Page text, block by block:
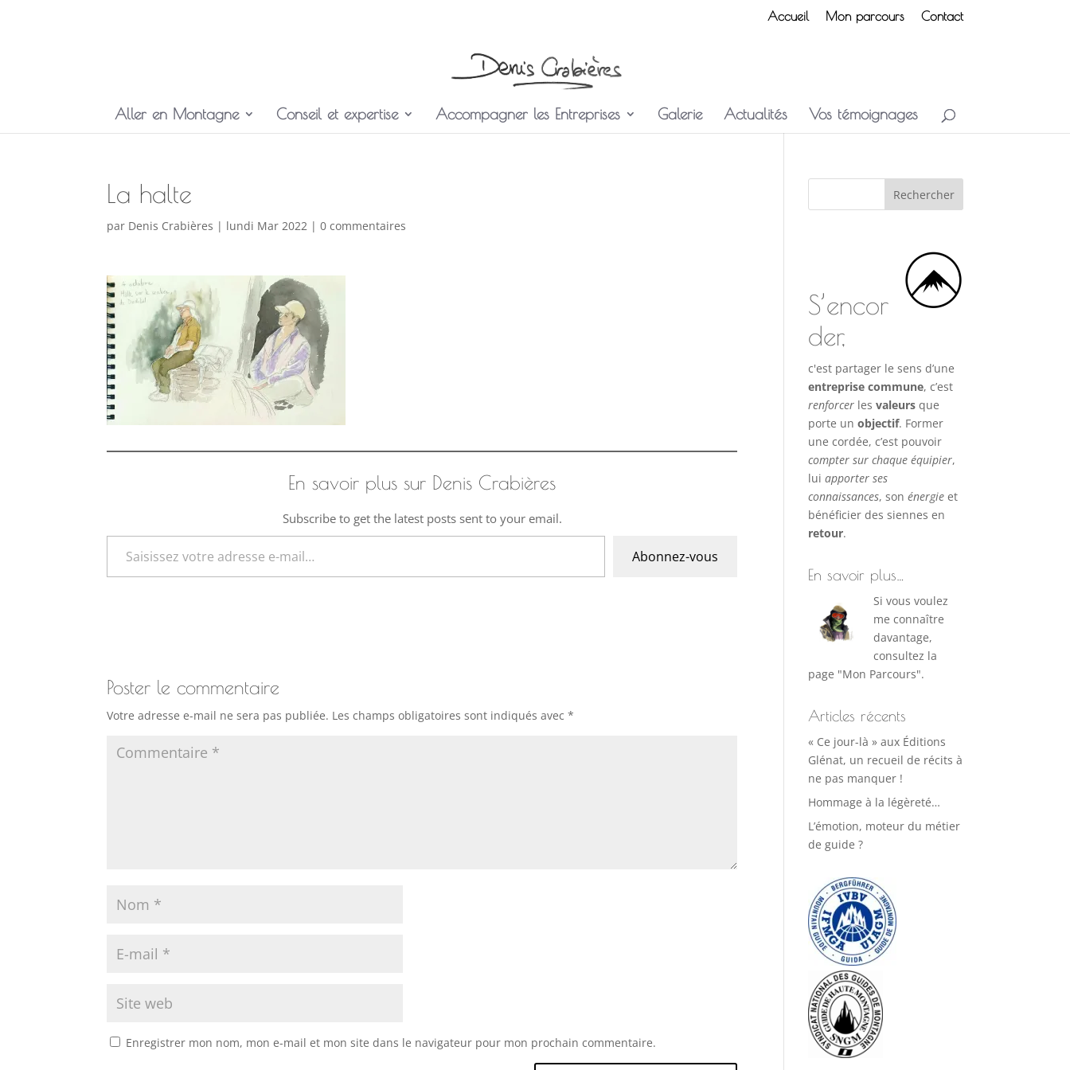
Accueil Mon parcours Contact
Aller en Montagne Conseil et expertise Accompagner les Entreprises Galerie Actualités Vos témoignages
La halte
par Denis Crabières | lundi Mar 2022 |0 commentaires
En savoir plus sur Denis Crabières
Subscribe to get the latest posts sent to your email.
Saisissez votre adresse e-mail…
Abonnez-vous
Poster le commentaire
Votre adresse e-mail ne sera pas publiée. Les champs obligatoires sont indiqués avec*
Enregistrer mon nom, mon e-mail et mon site dans le navigateur pour mon prochain commentaire.
S’encor
der,
c'est partager le sens d’une
entreprise commune, c’est
renforcer lesvaleurs que
porte unobjectif. Former
une cordée, c’est pouvoir
compter sur chaque équipier,
luiapporter ses
connaissances, sonénergie et
bénéficier des siennes en
retour.
En savoir plus…
Si vous voulez
me connaître
davantage,
consultez la
page "Mon Parcours".
Articles récents
« Ce jour-là » aux Éditions
Glénat, un recueil de récits à
ne pas manquer !
Hommage à la légèreté…
L’émotion, moteur du métier
de guide ?